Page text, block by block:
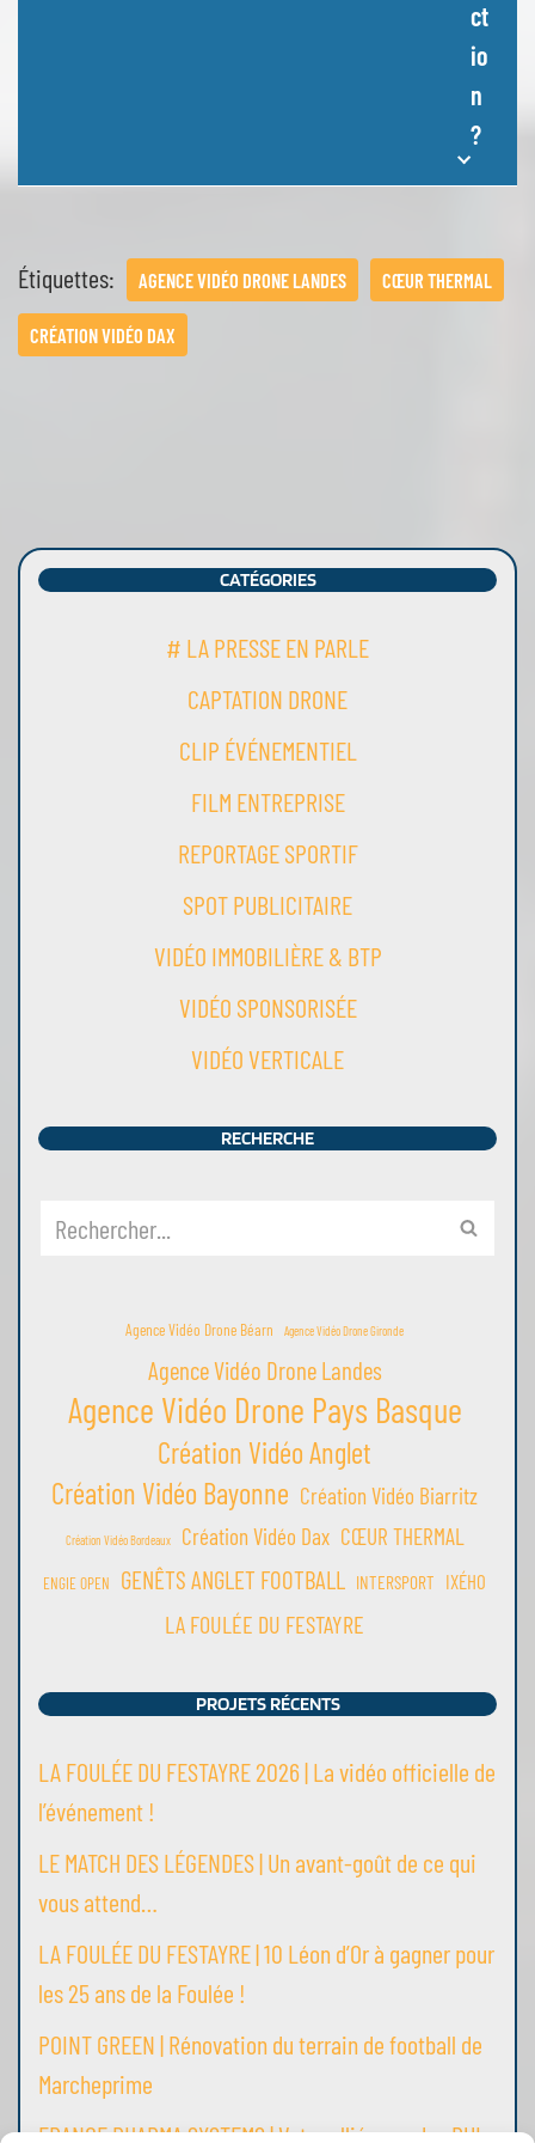
ct
io
n
?
Étiquettes: AGENCE VIDÉO DRONE LANDES CŒUR THERMAL
CRÉATION VIDÉO DAX
CATÉGORIES
# LA PRESSE EN PARLE
CAPTATION DRONE
CLIP ÉVÉNEMENTIEL
FILM ENTREPRISE
REPORTAGE SPORTIF
SPOT PUBLICITAIRE
VIDÉO IMMOBILIÈRE & BTP
VIDÉO SPONSORISÉE
VIDÉO VERTICALE
RECHERCHE
Agence Vidéo Drone Béarn Agence Vidéo Drone Gironde
Agence Vidéo Drone Landes
Agence Vidéo Drone Pays Basque
Création Vidéo Anglet
Création Vidéo Bayonne Création Vidéo Biarritz
Création Vidéo Bordeaux Création Vidéo Dax CŒUR THERMAL
ENGIE OPEN GENÊTS ANGLET FOOTBALL INTERSPORT IXÉHO
LA FOULÉE DU FESTAYRE
PROJETS RÉCENTS
LA FOULÉE DU FESTAYRE 2026 | La vidéo officielle de
l’événement !
LE MATCH DES LÉGENDES | Un avant-goût de ce qui
vous attend…
LA FOULÉE DU FESTAYRE | 10 Léon d’Or à gagner pour
les 25 ans de la Foulée !
POINT GREEN | Rénovation du terrain de football de
Marcheprime
FRANCE PHARMA SYSTEMS | Votre allié pour des PUI